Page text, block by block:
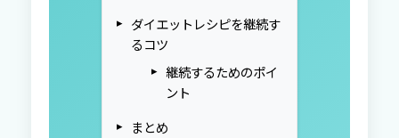
ダイエットレシピを継続す
るコツ
継続するためのポイ
ント
まとめ